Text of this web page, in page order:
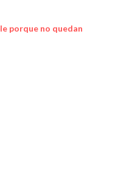
porque no quedan